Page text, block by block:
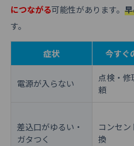
につながる可能性があります。
す。
症状 今すぐ
電源が入らない
点検・修
頼
差込口がゆるい・
ガタつく
コンセン
換